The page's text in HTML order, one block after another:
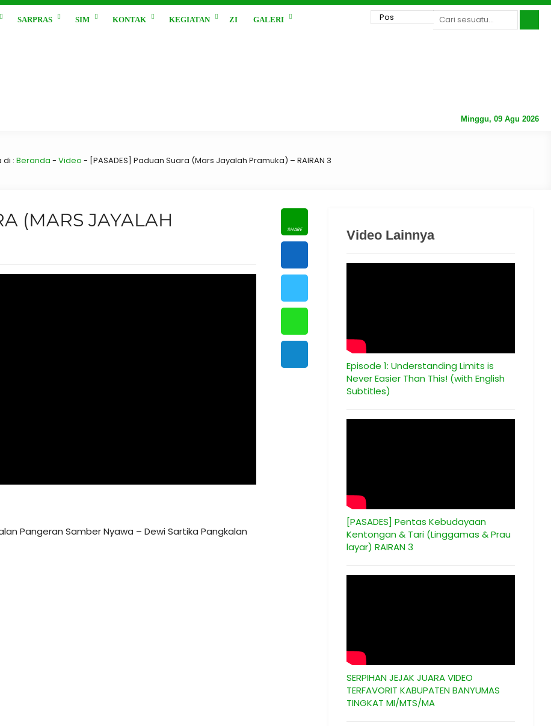
SARPRAS SIM KONTAK KEGIATAN ZI GALERI
Minggu, 09 Agu 2026
di : Beranda - Video - [PASADES] Paduan Suara (Mars Jayalah Pramuka) – RAIRAN 3
(MARS JAYALAH
Pangeran Samber Nyawa – Dewi Sartika Pangkalan
Video Lainnya
Episode 1: Understanding Limits is
Never Easier Than This! (with English
Subtitles)
[PASADES] Pentas Kebudayaan
Kentongan & Tari (Linggamas & Prau
layar) RAIRAN 3
SERPIHAN JEJAK JUARA VIDEO
TERFAVORIT KABUPATEN BANYUMAS
TINGKAT MI/MTS/MA